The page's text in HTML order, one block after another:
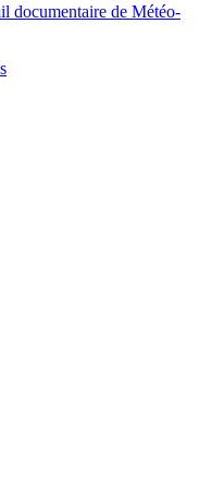
documentaire de Météo-